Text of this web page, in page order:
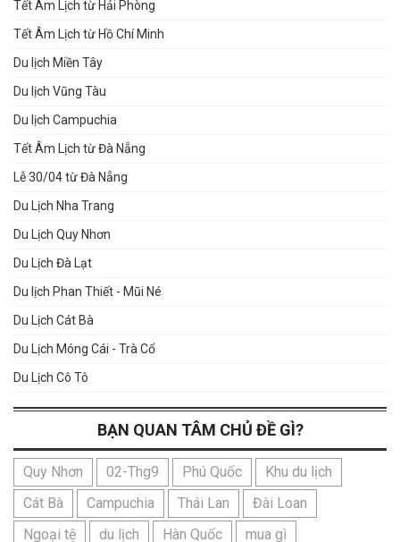
Tết Âm Lịch từ Hải Phòng
Tết Âm Lịch từ Hồ Chí Minh
Du lịch Miền Tây
Du lịch Vũng Tàu
Du lịch Campuchia
Tết Âm Lịch từ Đà Nẵng
Lễ 30/04 từ Đà Nẵng
Du Lịch Nha Trang
Du Lịch Quy Nhơn
Du Lịch Đà Lạt
Du lịch Phan Thiết - Mũi Né
Du Lịch Cát Bà
Du Lịch Móng Cái - Trà Cổ
Du Lịch Cô Tô
BẠN QUAN TÂM CHỦ ĐỀ GÌ?
Quy Nhơn 02-Thg9 Phú Quốc
Khu du lịch
Cát Bà
Campuchia Thái Lan
Đài Loan
Ngoại tệ
du lịch Hàn Quốc
mua gì